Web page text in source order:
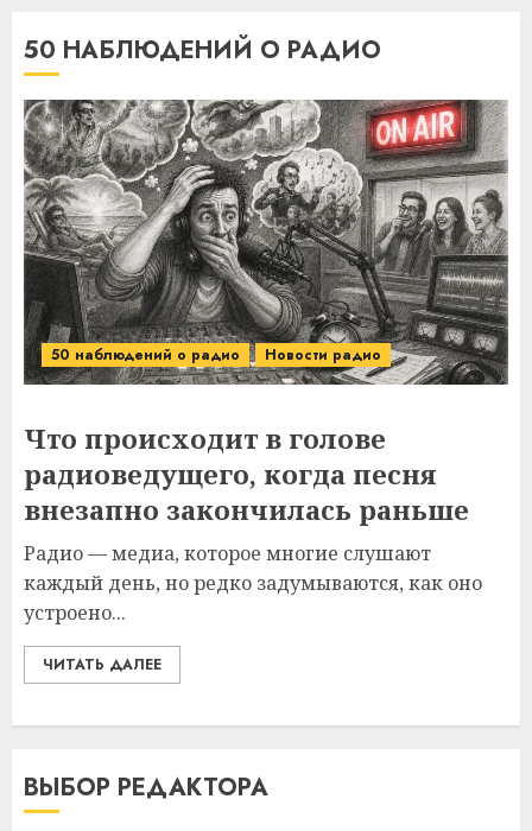
50 НАБЛЮДЕНИЙ О РАДИО
50 наблюдений о радио Новости радио
Что происходит в голове
радиоведущего, когда песня
внезапно закончилась раньше
Радио — медиа, которое многие слушают
каждый день, но редко задумываются, как оно
устроено...
ЧИТАТЬ ДАЛЕЕ
ВЫБОР РЕДАКТОРА